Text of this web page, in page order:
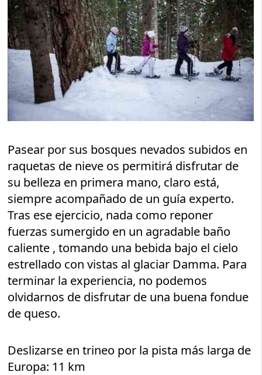
Pasear por sus bosques nevados subidos en
raquetas de nieve os permitirá disfrutar de
su belleza en primera mano, claro está,
siempre acompañado de un guía experto.
Tras ese ejercicio, nada como reponer
fuerzas sumergido en un agradable baño
caliente , tomando una bebida bajo el cielo
estrellado con vistas al glaciar Damma. Para
terminar la experiencia, no podemos
olvidarnos de disfrutar de una buena fondue
de queso.
Deslizarse en trineo por la pista más larga de
Europa: 11 km